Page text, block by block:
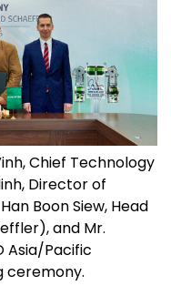
Chief Technology
Director of
Boon Siew, Head
and Mr.
Asia/Pacific
ceremony.